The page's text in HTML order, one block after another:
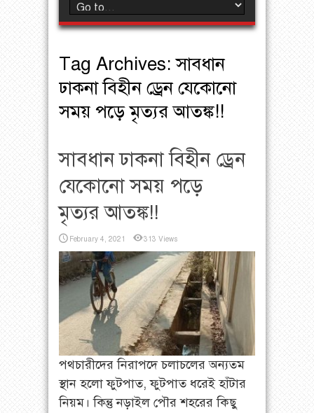
Tag Archives:সাবধান
ঢাকনা বিহীন ড্রেন যেকোনো
সময় পড়ে মৃত‍্যর আতঙ্ক!!
সাবধান ঢাকনা বিহীন ড্রেন
যেকোনো সময় পড়ে
মৃত‍্যর আতঙ্ক!!
February 4, 2021 313 Views
পথচারীদের নিরাপদে চলাচলের অন্যতম
স্থান হলো ফুটপাত, ফুটপাত ধরেই হাঁটার
নিয়ম। কিন্তু নড়াইল পৌর শহরের কিছু